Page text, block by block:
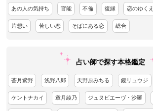
あの人の気持ち 官能 不倫 復縁 恋のゆくえ
片想い 苦しい恋 そばにある恋 総合
占い師で探す本格鑑定
蒼月紫野 浅野八郎 天野原みちる 鏡リュウジ
ケントナカイ 章月綾乃 ジュヌビエーヴ・沙羅